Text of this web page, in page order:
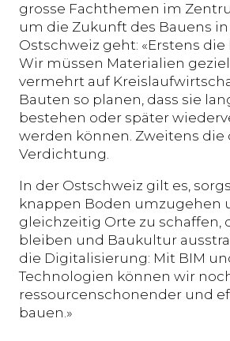
grosse Fachthemen im
um die Zukunft des Bauens
Ostschweiz geht: «Erstens
Wir müssen Materialien
vermehrt auf
Bauten so planen, dass sie
bestehen oder später
werden können. Zweitens die
Verdichtung.
In der Ostschweiz gilt es,
knappen Boden umzugehen
gleichzeitig Orte zu schaffen,
bleiben und Baukultur
die Digitalisierung: Mit BIM
Technologien können wir
ressourcenschonender und
bauen.»